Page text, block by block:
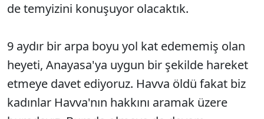
de temyizini konuşuyor olacaktık.
9 aydır bir arpa boyu yol kat edememiş olan
heyeti, Anayasa'ya uygun bir şekilde hareket
etmeye davet ediyoruz. Havva öldü fakat biz
kadınlar Havva'nın hakkını aramak üzere